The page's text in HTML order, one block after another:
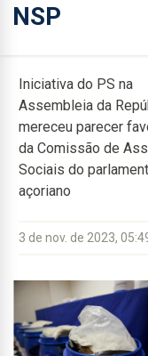
NSP
Iniciativa do PS na
Assembleia da
mereceu parecer
da Comissão de
Sociais do
açoriano
3 de nov. de 2023,